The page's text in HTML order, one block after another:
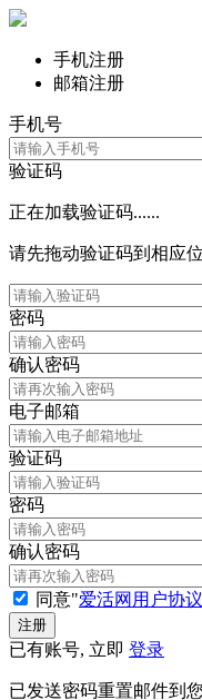
手机注册
邮箱注册
手机号
验证码
正在加载验证码......
请先拖动验证码到相应
密码
确认密码
电子邮箱
验证码
密码
确认密码
同意"爱活网用户协议
已有账号, 立即 登录
已发送密码重置邮件到